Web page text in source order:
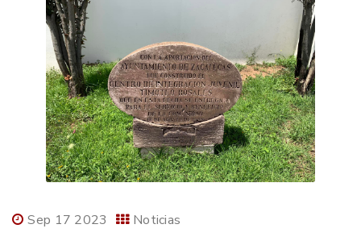
Sep 17 2023 Noticias